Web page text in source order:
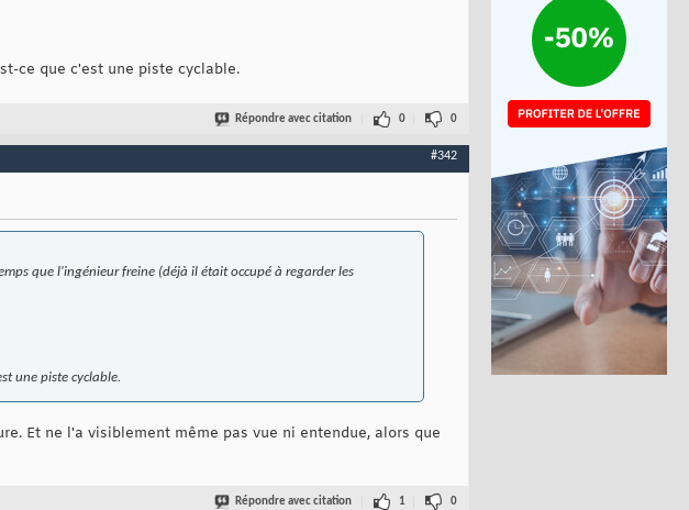
ce que c'est une piste cyclable.
Répondre avec citation 0 0
#342
que l'ingénieur freine (déjà il était occupé à regarder les
une piste cyclable.
Et ne l'a visiblement même pas vue ni entendue, alors que
Répondre avec citation 1 0